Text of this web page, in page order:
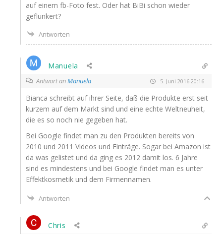
auf einem fb-Foto fest. Oder hat BiBi schon wie­der
geflunkert?
Antworten
Manuela
Antwort anManuela 5. Juni 2016 20:16
Bian­ca schreibt auf ihrer Sei­te, daß die Pro­duk­te erst seit
kur­zem auf dem Markt sind und eine ech­te Welt­neu­heit,
die es so noch nie gege­ben hat.
Bei Goog­le fin­det man zu den Pro­duk­ten bereits von
2010 und 2011 Vide­os und Ein­trä­ge. Sogar bei Ama­zon ist
da was gelis­tet und da ging es 2012 damit los. 6 Jah­re
sind es min­des­tens und bei Goog­le fin­det man es unter
Effekt­kos­me­tik und dem Firmennamen.
Antworten
Chris